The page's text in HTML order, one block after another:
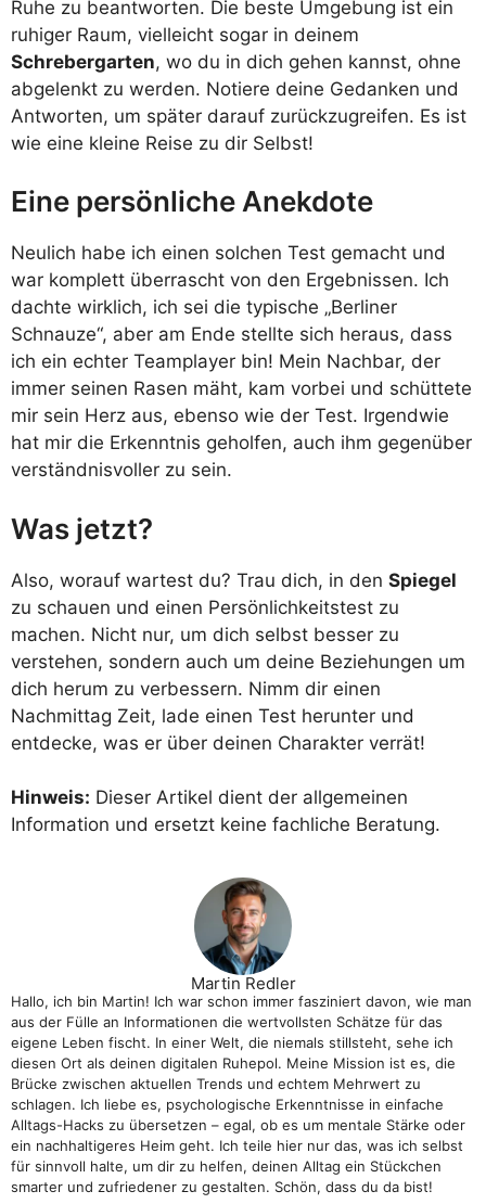
Ruhe zu beantworten. Die beste Umgebung ist ein
ruhiger Raum, vielleicht sogar in deinem
Schrebergarten, wo du in dich gehen kannst, ohne
abgelenkt zu werden. Notiere deine Gedanken und
Antworten, um später darauf zurückzugreifen. Es ist
wie eine kleine Reise zu dir Selbst!
Eine persönliche Anekdote
Neulich habe ich einen solchen Test gemacht und
war komplett überrascht von den Ergebnissen. Ich
dachte wirklich, ich sei die typische „Berliner
Schnauze“, aber am Ende stellte sich heraus, dass
ich ein echter Teamplayer bin! Mein Nachbar, der
immer seinen Rasen mäht, kam vorbei und schüttete
mir sein Herz aus, ebenso wie der Test. Irgendwie
hat mir die Erkenntnis geholfen, auch ihm gegenüber
verständnisvoller zu sein.
Was jetzt?
Also, worauf wartest du? Trau dich, in den Spiegel
zu schauen und einen Persönlichkeitstest zu
machen. Nicht nur, um dich selbst besser zu
verstehen, sondern auch um deine Beziehungen um
dich herum zu verbessern. Nimm dir einen
Nachmittag Zeit, lade einen Test herunter und
entdecke, was er über deinen Charakter verrät!
Hinweis: Dieser Artikel dient der allgemeinen
Information und ersetzt keine fachliche Beratung.
Martin Redler
Hallo, ich bin Martin! Ich war schon immer fasziniert davon, wie man
aus der Fülle an Informationen die wertvollsten Schätze für das
eigene Leben fischt. In einer Welt, die niemals stillsteht, sehe ich
diesen Ort als deinen digitalen Ruhepol. Meine Mission ist es, die
Brücke zwischen aktuellen Trends und echtem Mehrwert zu
schlagen. Ich liebe es, psychologische Erkenntnisse in einfache
Alltags-Hacks zu übersetzen – egal, ob es um mentale Stärke oder
ein nachhaltigeres Heim geht. Ich teile hier nur das, was ich selbst
für sinnvoll halte, um dir zu helfen, deinen Alltag ein Stückchen
smarter und zufriedener zu gestalten. Schön, dass du da bist!